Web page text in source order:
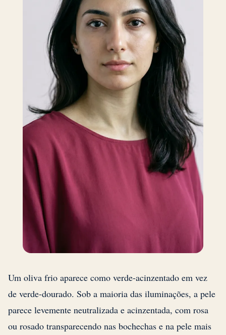
Um oliva frio aparece como verde-acinzentado em vez
de verde-dourado. Sob a maioria das iluminações, a pele
parece levemente neutralizada e acinzentada, com rosa
ou rosado transparecendo nas bochechas e na pele mais